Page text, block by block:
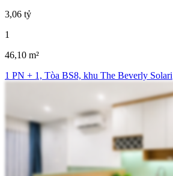
3,06 tỷ
1
46,10 m²
1 PN + 1, Tòa BS8, khu The Beverly Solari